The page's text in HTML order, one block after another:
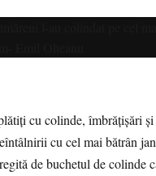
cu colinde, îmbrățișări
cu cel mai bătrân
de buchetul de colinde